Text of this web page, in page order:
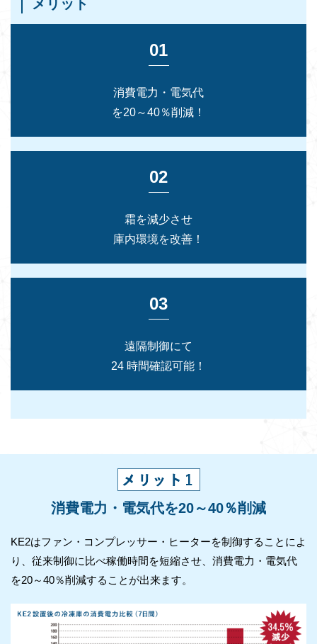
メリット
01
消費電力・電気代
を20～40％削減！
02
霜を減少させ
庫内環境を改善！
03
遠隔制御にて
24 時間確認可能！
消費電力・電気代を20～40％削減
KE2はファン・コンプレッサー・ヒーターを制御することによ
り、従来制御に比べ稼働時間を短縮させ、消費電力・電気代
を20～40％削減することが出来ます。